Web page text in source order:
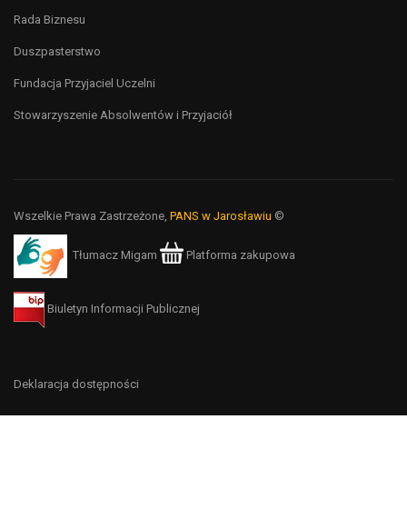
Rada Biznesu
Duszpasterstwo
Fundacja Przyjaciel Uczelni
Stowarzyszenie Absolwentów i Przyjaciół
Wszelkie Prawa Zastrzeżone, PANS w Jarosławiu ©
Tłumacz Migam Platforma zakupowa
Biuletyn Informacji Publicznej
Deklaracja dostępności